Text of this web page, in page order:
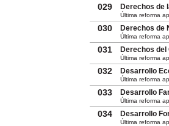
029 Derechos de
Última reforma
030 Derechos de
Última reforma
031 Derechos del
Última reforma
032 Desarrollo
Última reforma
033 Desarrollo
Última reforma
034 Desarrollo
Última reforma